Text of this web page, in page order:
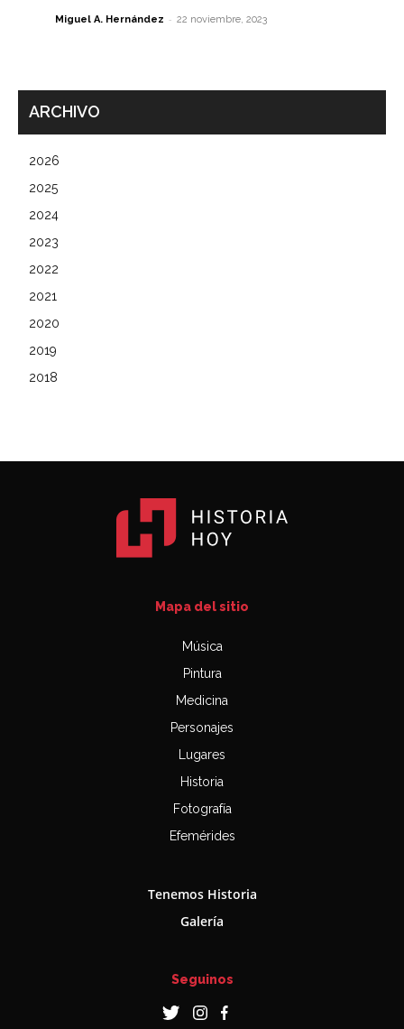
Miguel A. Hernández - 22 noviembre, 2023
ARCHIVO
2026
2025
2024
2023
2022
2021
2020
2019
2018
Mapa del sitio
Música
Pintura
Medicina
Personajes
Lugares
Historia
Fotografía
Efemérides
Tenemos Historia
Galería
Seguinos